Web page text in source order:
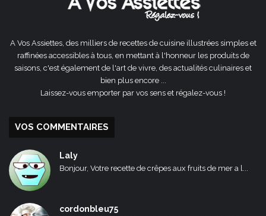
A Vos Assiettes, des milliers de recettes de cuisine illustrées simples et
raffinées accessibles à tous, en mettant à l'honneur les produits de
saisons, c'est également de l'art de vivre, des actualités culinaires et
bien plus encore ...
Laissez-vous emporter par vos sens et régalez-vous !
VOS COMMENTAIRES
Laly
Bonjour, Votre recette de crêpes aux fruits de mer a l...
cordonbleu75